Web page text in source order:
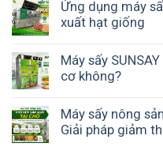
Ứng dụng máy
xuất hạt giống
Máy sấy
cơ không?
Máy sấy nông
Giải pháp giảm